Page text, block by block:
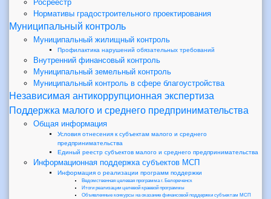
Росреестр
Нормативы градостроительного проектирования
Муниципальный контроль
Муниципальный жилищный контроль
Профилактика нарушений обязательных требований
Внутренний финансовый контроль
Муниципальный земельный контроль
Муниципальный контроль в сфере благоустройства
Независимая антикоррупционная экспертиза
Поддержка малого и среднего предпринимательства
Общая информация
Условия отнесения к субъектам малого и среднего
предпринимательства
Единый реестр субъектов малого и среднего предпринимательства
Информационная поддержка субъектов МСП
Информация о реализации программ поддержки
Ведомственная целевая программа г. Белореченск
Итоги реализации целевой краевой программы
Объявленные конкурсы на оказание финансовой поддержки субъектам МСП